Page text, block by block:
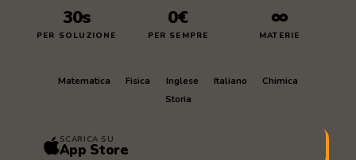
30s
PER SOLUZIONE
0€
PER SEMPRE
∞
MATERIE
Matematica Fisica Inglese Italiano
Chimica
Storia
SCARICA SU
App Store